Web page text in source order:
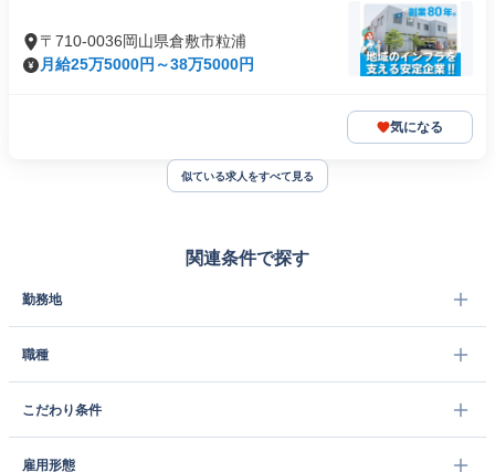
〒710-0036岡山県倉敷市粒浦
月給25万5000円～38万5000円
気になる
似ている求人をすべて見る
関連条件で探す
勤務地
職種
こだわり条件
雇用形態